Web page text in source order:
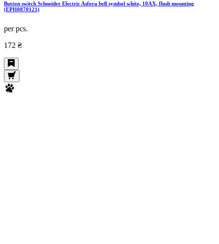
Button switch Schneider Electric Asfora bell symbol white, 10AX, flush mounting
(EPH0870121)
per pcs.
172 ₴